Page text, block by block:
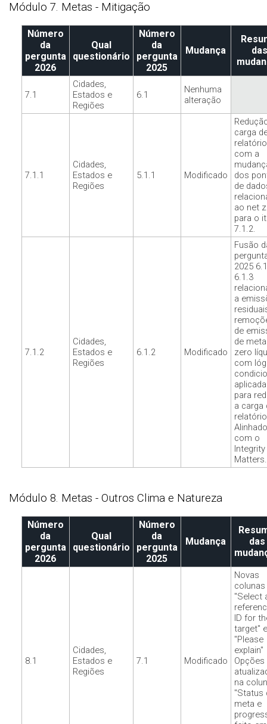
Módulo 7. Metas - Mitigação
Número
da
pergunta
2026
Qual
questionário
Número
da
pergunta
2025
Mudança
das
7.1
Cidades,
Estados e
Regiões
6.1
Nenhuma
alteração
7.1.1
Cidades,
Estados e
Regiões
5.1.1 Modificado
carga
com a
dos
de
ao net
para o
7.1.2.
7.1.2
Cidades,
Estados e
Regiões
6.1.2 Modificado
Fusão
2025
6.1.3
a
de
de
zero
com
aplicada
para
a carga
Alinhado
com o
Integrity
Matters.
Módulo 8. Metas - Outros Clima e Natureza
Número
da
pergunta
2026
Qual
questionário
Número
da
pergunta
2025
Mudança
das
8.1
Cidades,
Estados e
Regiões
7.1 Modificado
Novas
colunas
"Select
ID for
target" e
"Please
explain"
Opções
na
"Status
meta e